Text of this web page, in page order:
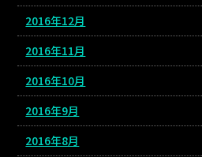
2016年12月
2016年11月
2016年10月
2016年9月
2016年8月